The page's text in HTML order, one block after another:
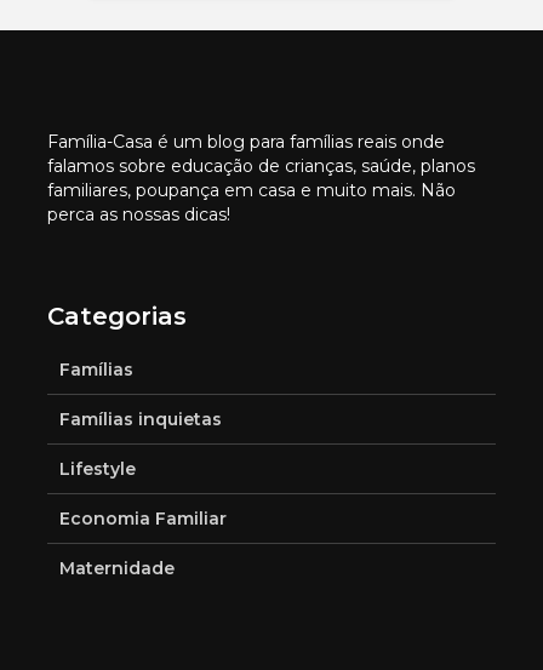
Família-Casa é um blog para famílias reais onde
falamos sobre educação de crianças, saúde, planos
familiares, poupança em casa e muito mais. Não
perca as nossas dicas!
Categorias
Famílias
Famílias inquietas
Lifestyle
Economia Familiar
Maternidade